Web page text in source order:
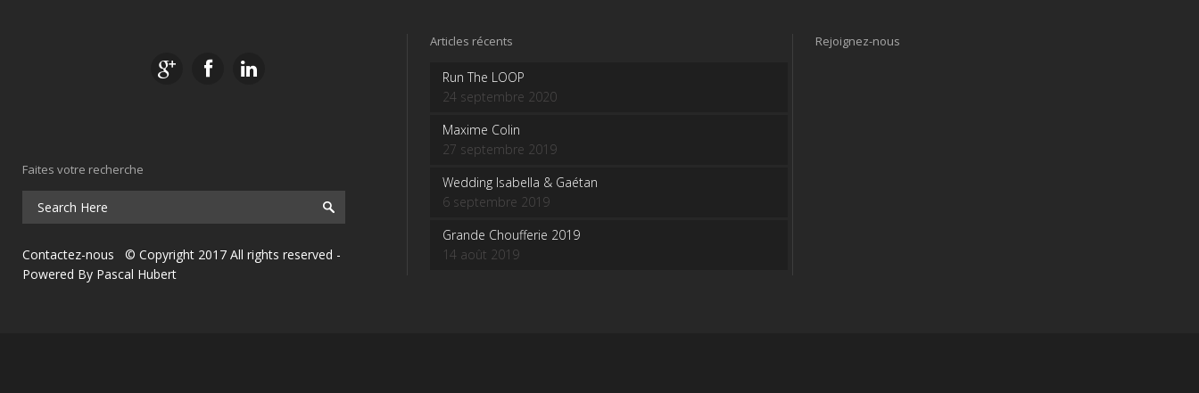
Faites votre recherche
Contactez-nous © Copyright 2017 All rights reserved -
Powered By Pascal Hubert
Articles récents
Run The LOOP
24 septembre 2020
Maxime Colin
27 septembre 2019
Wedding Isabella & Gaétan
6 septembre 2019
Grande Choufferie 2019
14 août 2019
Rejoignez-nous